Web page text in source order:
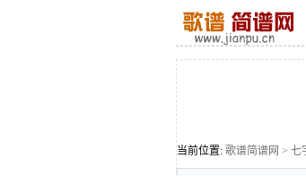
当前位置: 歌谱简谱网 > 七